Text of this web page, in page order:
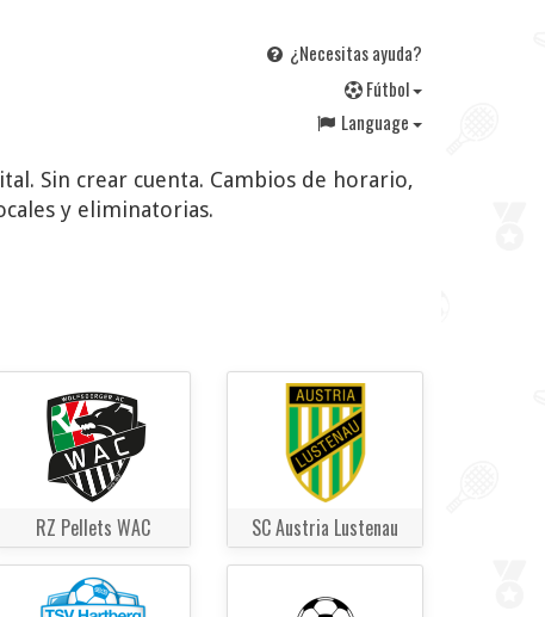
¿Necesitas ayuda?
Fútbol
Language
Sin crear cuenta. Cambios de horario,
y eliminatorias.
RZ Pellets WAC SC Austria Lustenau